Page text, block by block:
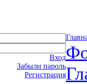
Вход
Забыли пароль
Регистрация